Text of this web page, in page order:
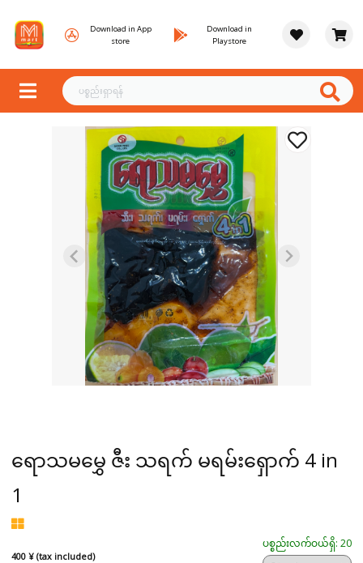
Download in App
store
Download in
Playstore
​ရောသမမွှေ ဇီး သရက် မရမ်း​ရှောက် 4 in
1
400 ¥ (tax included)
ပစ္စည်းလက်ဝယ်ရှိ: 20